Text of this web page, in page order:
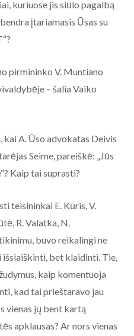
kuriuose jis siūlo pagalbą
įtariamasis Ūsas su
pirmininko V. Muntiano
– šalia Vaiko
kai A. Ūso advokatas Deivis
Seime, pareiškė: „Jūs
Kaip tai suprasti?
teisininkai E. Kūris, V.
R. Valatka, N.
buvo reikalingi ne
išsiaiškinti, bet klaidinti. Tie,
kaip komentuoja
kad tai prieštaravo jau
vienas jų bent kartą
apklausas? Ar nors vienas